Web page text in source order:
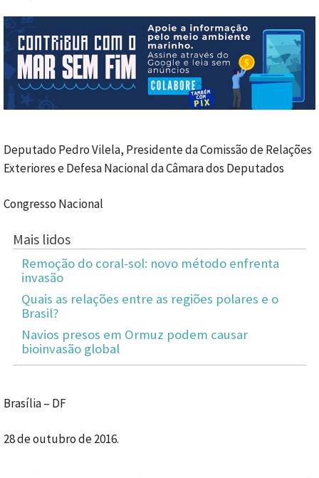
Deputado Pedro Vilela, Presidente da Comissão de Relações
Exteriores e Defesa Nacional da Câmara dos Deputados
Congresso Nacional
Mais lidos
Remoção do coral-sol: novo método enfrenta
invasão
Quais as relações entre as regiões polares e o
Brasil?
Navios presos em Ormuz podem causar
bioinvasão global
Brasília – DF
28 de outubro de 2016.